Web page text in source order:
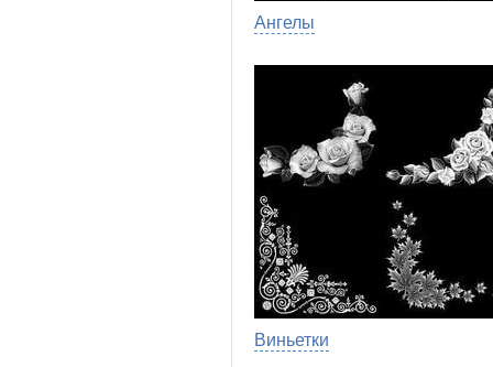
Ангелы
Виньетки